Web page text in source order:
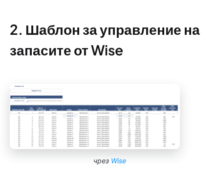
2. Шаблон за управление на
запасите от Wise
чрез Wise